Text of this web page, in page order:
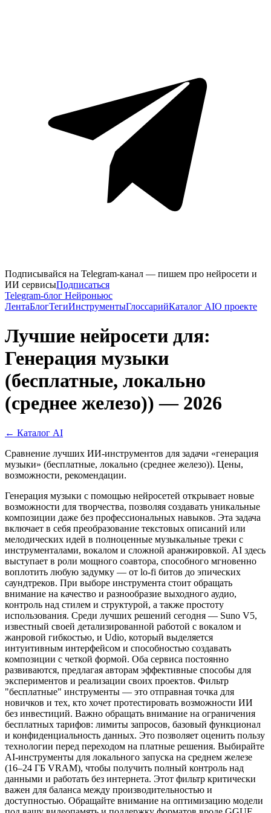
Подписывайся на Telegram-канал — пишем про нейросети и
ИИ сервисыПодписаться
Telegram-блог Нейроньюс
ЛентаБлогТегиИнструментыГлоссарийКаталог AIО проекте
Лучшие нейросети для:
Генерация музыки
(бесплатные, локально
(среднее железо)) — 2026
← Каталог AI
Сравнение лучших ИИ-инструментов для задачи «генерация
музыки» (бесплатные, локально (среднее железо)). Цены,
возможности, рекомендации.
Генерация музыки с помощью нейросетей открывает новые
возможности для творчества, позволяя создавать уникальные
композиции даже без профессиональных навыков. Эта задача
включает в себя преобразование текстовых описаний или
мелодических идей в полноценные музыкальные треки с
инструменталами, вокалом и сложной аранжировкой. AI здесь
выступает в роли мощного соавтора, способного мгновенно
воплотить любую задумку — от lo-fi битов до эпических
саундтреков. При выборе инструмента стоит обращать
внимание на качество и разнообразие выходного аудио,
контроль над стилем и структурой, а также простоту
использования. Среди лучших решений сегодня — Suno V5,
известный своей детализированной работой с вокалом и
жанровой гибкостью, и Udio, который выделяется
интуитивным интерфейсом и способностью создавать
композиции с четкой формой. Оба сервиса постоянно
развиваются, предлагая авторам эффективные способы для
экспериментов и реализации своих проектов. Фильтр
"бесплатные" инструменты — это отправная точка для
новичков и тех, кто хочет протестировать возможности ИИ
без инвестиций. Важно обращать внимание на ограничения
бесплатных тарифов: лимиты запросов, базовый функционал
и конфиденциальность данных. Это позволяет оценить пользу
технологии перед переходом на платные решения. Выбирайте
AI-инструменты для локального запуска на среднем железе
(16–24 ГБ VRAM), чтобы получить полный контроль над
данными и работать без интернета. Этот фильтр критически
важен для баланса между производительностью и
доступностью. Обращайте внимание на оптимизацию модели